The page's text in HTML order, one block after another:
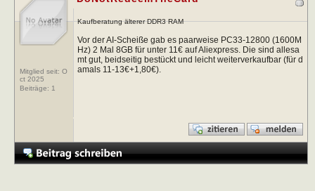
Mitglied seit: O
ct 2025
Beiträge: 1
Kaufberatung älterer DDR3 RAM
Vor der AI-Scheiße gab es paarweise PC33-12800 (1600M
Hz) 2 Mal 8GB für unter 11€ auf Aliexpress. Die sind allesa
mt gut, beidseitig bestückt und leicht weiterverkaufbar (für d
amals 11-13€+1,80€).